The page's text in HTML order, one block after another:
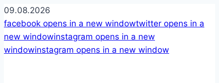
09.08.2026
facebook opens in a new windowtwitter opens in a
new windowinstagram opens in a new
windowinstagram opens in a new window